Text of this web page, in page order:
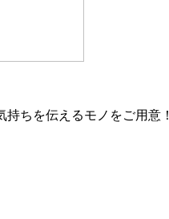
ちを伝えるモノをご用意！